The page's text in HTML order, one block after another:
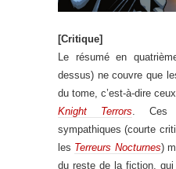
[Critique]
Le résumé en
dessus) ne couvre que
du tome, c’est-à-dire
Knight Terrors. Ces
sympathiques (courte
les Terreurs Nocturnes)
du reste de la fiction,